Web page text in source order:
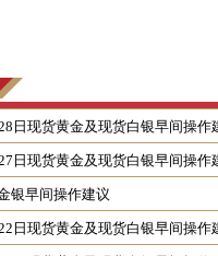
日现货黄金及现货白银早间操作
日现货黄金及现货白银早间操作
银早间操作建议
日现货黄金及现货白银早间操作